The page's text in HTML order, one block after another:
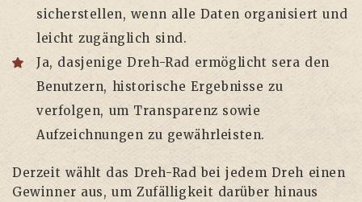
sicherstellen, wenn alle Daten organisiert und
leicht zugänglich sind.
Ja, dasjenige Dreh-Rad ermöglicht sera den
Benutzern, historische Ergebnisse zu
verfolgen, um Transparenz sowie
Aufzeichnungen zu gewährleisten.
Derzeit wählt das Dreh-Rad bei jedem Dreh einen
Gewinner aus, um Zufälligkeit darüber hinaus